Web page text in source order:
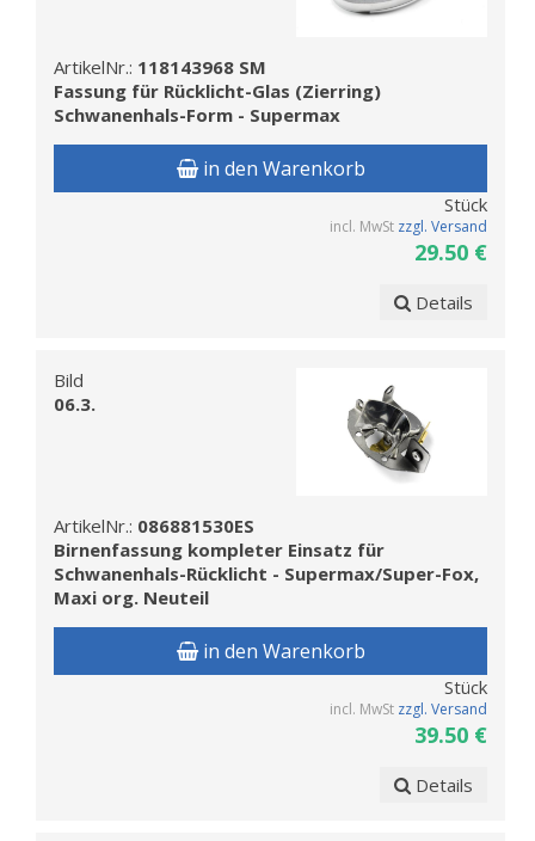
ArtikelNr.: 118143968 SM
Fassung für Rücklicht-Glas (Zierring)
Schwanenhals-Form - Supermax
in den Warenkorb
Stück
incl. MwSt zzgl. Versand
29.50 €
Details
Bild
06.3.
ArtikelNr.: 086881530ES
Birnenfassung kompleter Einsatz für
Schwanenhals-Rücklicht - Supermax/Super-Fox,
Maxi org. Neuteil
in den Warenkorb
Stück
incl. MwSt zzgl. Versand
39.50 €
Details